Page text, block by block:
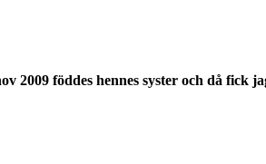
2009 föddes hennes syster och då